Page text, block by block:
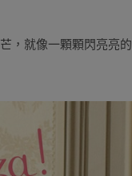
，就像一顆顆閃亮亮的